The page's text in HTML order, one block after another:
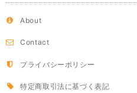
About
Contact
プライバシーポリシー
特定商取引法に基づく表記